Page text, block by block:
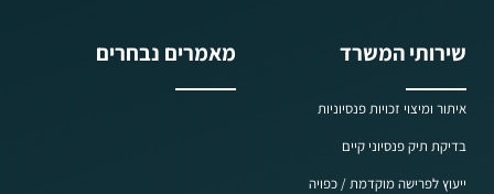
שירותי המשרד
איתור ומיצוי זכויות פנסיוניות
בדיקת תיק פנסיוני קיים
ייעוץ לפרישה מוקדמת / כפויה
מאמרים נבחרים